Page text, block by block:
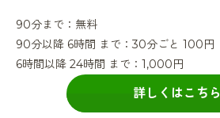
90分まで：無料
90分以降 6時間 まで：30分ごと 100円
6時間以降 24時間 まで：1,000円
詳しくはこちら